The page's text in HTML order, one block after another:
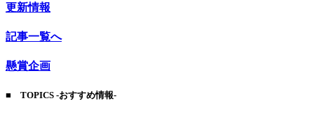
更新情報
記事一覧へ
懸賞企画
■ TOPICS -おすすめ情報-